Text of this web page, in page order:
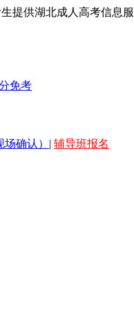
提供湖北成人高考信息
免考
确认） | 辅导班报名